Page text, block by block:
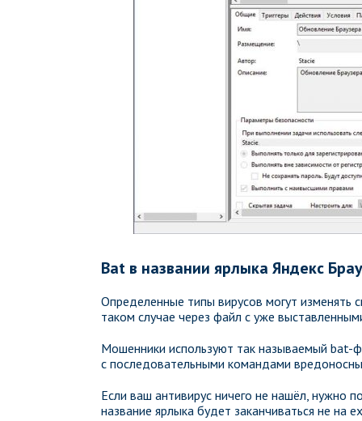
Bat в названии ярлыка Яндекс
Определенные типы вирусов могут изменять
таком случае через файл с уже
Мошенники используют так называемый bat-
с последовательными командами
Если ваш антивирус ничего не нашёл, нужно
название ярлыка будет заканчиваться не на